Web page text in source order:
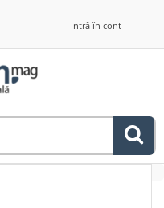
Intră în cont